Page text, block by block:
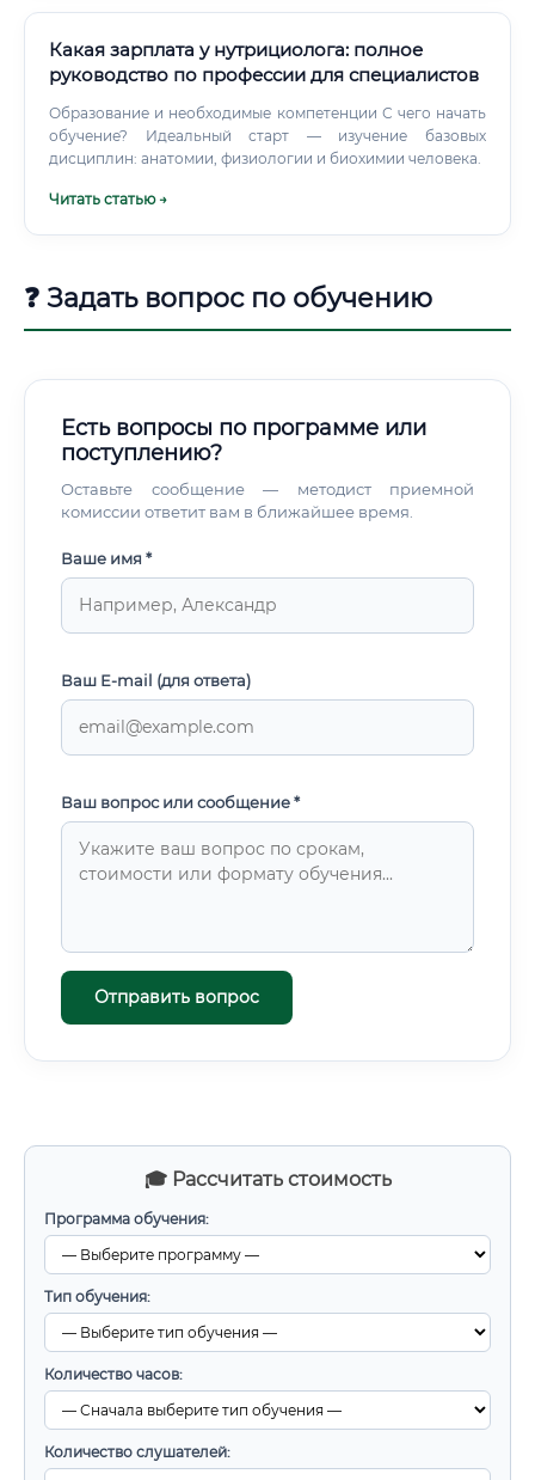
🎓 Рассчитать стоимость
Программа обучения:
Тип обучения:
Количество часов:
Количество слушателей:
Какая зарплата у нутрициолога: полное
руководство по профессии для специалистов
Образование и необходимые компетенции С чего начать
обучение? Идеальный старт — изучение базовых
дисциплин: анатомии, физиологии и биохимии человека.
Читать статью →
❓ Задать вопрос по обучению
Есть вопросы по программе или
поступлению?
Оставьте сообщение — методист приемной
комиссии ответит вам в ближайшее время.
Ваше имя *
Ваш E-mail (для ответа)
Ваш вопрос или сообщение *
Отправить вопрос